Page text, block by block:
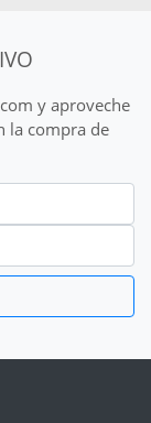
y aproveche
la compra de